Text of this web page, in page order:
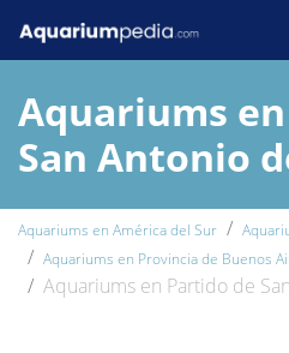
Aquariums
San Antonio
Aquariums en América del Sur
Aquariums en Provincia de Buenos
Aquariums en Partido de